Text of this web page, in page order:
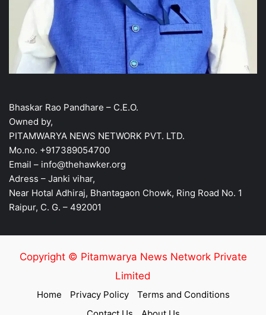
Bhaskar Rao Pandhare – C.E.O.
Owned by,
PITAMWARYA NEWS NETWORK PVT. LTD.
Mo.no. +917389054700
Email – info@thehawker.org
Adress – Janki vihar,
Near Hotal Adhiraj, Bhantagaon Chowk, Ring Road No. 1
Raipur, C. G. – 492001
Copyright © Pitamwarya News Network Private
Limited
Home Privacy Policy
Terms and Conditions